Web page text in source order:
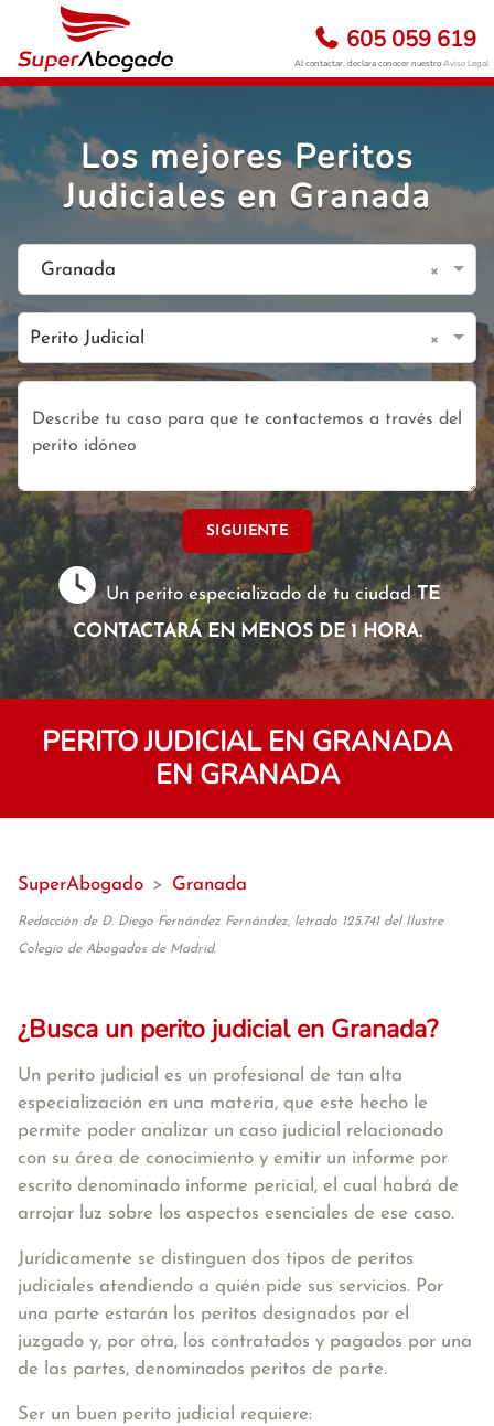
605 059 619
Al contactar, declara conocer nuestroAviso Legal
Los mejores Peritos
Judiciales en Granada
Granada ×
Perito Judicial ×
SIGUIENTE
Un perito especializado de tu ciudadTE
CONTACTARÁ EN MENOS DE 1 HORA.
PERITO JUDICIAL EN GRANADA
EN GRANADA
SuperAbogado > Granada
Redacción de D. Diego Fernández Fernández, letrado 125.741 del Ilustre
Colegio de Abogados de Madrid.
¿Busca un perito judicial en Granada?
Un perito judicial es un profesional de tan alta
especialización en una materia, que este hecho le
permite poder analizar un caso judicial relacionado
con su área de conocimiento y emitir un informe por
escrito denominado informe pericial, el cual habrá de
arrojar luz sobre los aspectos esenciales de ese caso.
Jurídicamente se distinguen dos tipos de peritos
judiciales atendiendo a quién pide sus servicios. Por
una parte estarán los peritos designados por el
juzgado y, por otra, los contratados y pagados por una
de las partes, denominados peritos de parte.
Ser un buen perito judicial requiere: